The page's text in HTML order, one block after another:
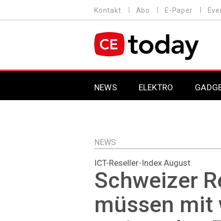
zum
MENU
Kontakt Abo E-Paper
MAIN NAVIGATION
NEWS ELEKTRO
NEWS
ICT-Reseller-Index August
Schweizer
müssen mit